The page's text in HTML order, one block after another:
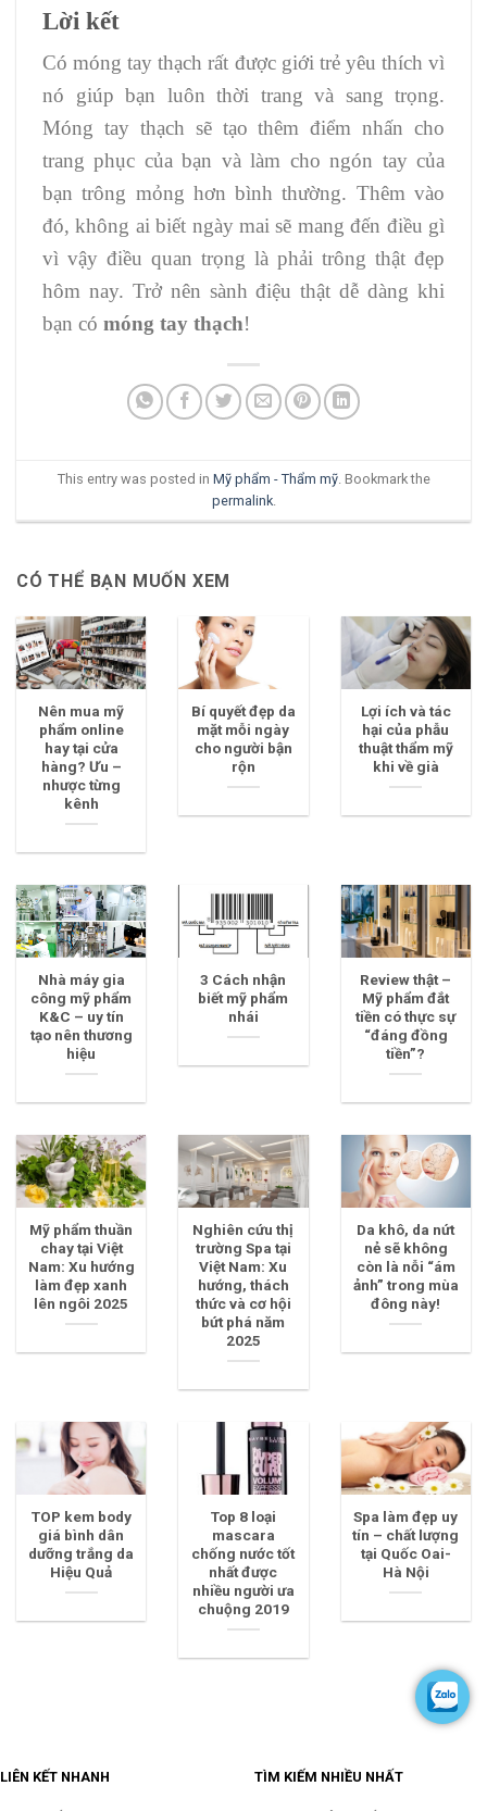
Lời kết
Có móng tay thạch rất được giới trẻ yêu thích vì
nó giúp bạn luôn thời trang và sang trọng.
Móng tay thạch sẽ tạo thêm điểm nhấn cho
trang phục của bạn và làm cho ngón tay của
bạn trông mỏng hơn bình thường. Thêm vào
đó, không ai biết ngày mai sẽ mang đến điều gì
vì vậy điều quan trọng là phải trông thật đẹp
hôm nay. Trở nên sành điệu thật dễ dàng khi
bạn có móng tay thạch!
This entry was posted in Mỹ phẩm - Thẩm mỹ. Bookmark the
permalink.
CÓ THỂ BẠN MUỐN XEM
Nên mua mỹ
phẩm online
hay tại cửa
hàng? Ưu –
nhược từng
kênh
Bí quyết đẹp da
mặt mỗi ngày
cho người bận
rộn
Lợi ích và tác
hại của phẫu
thuật thẩm mỹ
khi về già
Nhà máy gia
công mỹ phẩm
K&C – uy tín
tạo nên thương
hiệu
3 Cách nhận
biết mỹ phẩm
nhái
Review thật –
Mỹ phẩm đắt
tiền có thực sự
“đáng đồng
tiền”?
Mỹ phẩm thuần
chay tại Việt
Nam: Xu hướng
làm đẹp xanh
lên ngôi 2025
Nghiên cứu thị
trường Spa tại
Việt Nam: Xu
hướng, thách
thức và cơ hội
bứt phá năm
2025
Da khô, da nứt
nẻ sẽ không
còn là nỗi “ám
ảnh” trong mùa
đông này!
TOP kem body
giá bình dân
dưỡng trắng da
Hiệu Quả
Top 8 loại
mascara
chống nước tốt
nhất được
nhiều người ưa
chuộng 2019
Spa làm đẹp uy
tín – chất lượng
tại Quốc Oai-
Hà Nội
LIÊN KẾT NHANH TÌM KIẾM NHIỀU NHẤT